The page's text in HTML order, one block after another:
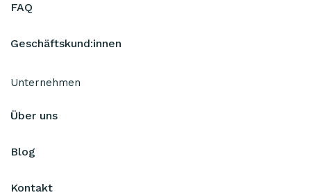
FAQ
Geschäftskund:innen
Unternehmen
Über uns
Blog
Kontakt